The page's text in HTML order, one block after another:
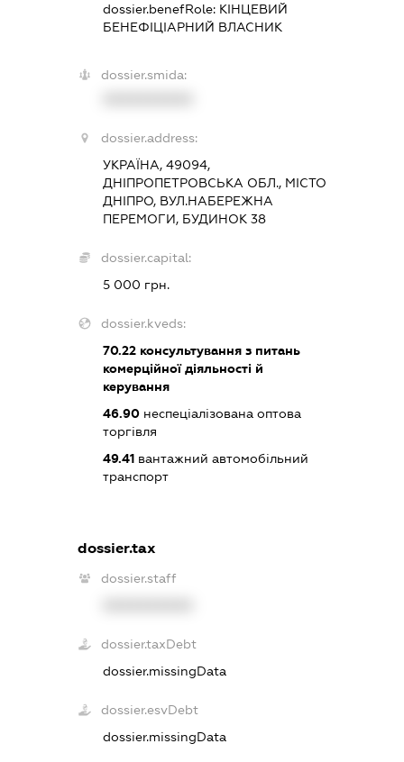
dossier.benefRole: КІНЦЕВИЙ
БЕНЕФІЦІАРНИЙ ВЛАСНИК
dossier.smida:
dossier.address:
УКРАЇНА, 49094,
ДНІПРОПЕТРОВСЬКА ОБЛ., МІСТО
ДНІПРО, ВУЛ.НАБЕРЕЖНА
ПЕРЕМОГИ, БУДИНОК 38
dossier.capital:
5 000 грн.
dossier.kveds:
70.22консультування з питань
комерційної діяльності й
керування
46.90неспеціалізована оптова
торгівля
49.41вантажний автомобільний
транспорт
dossier.tax
dossier.staff
dossier.taxDebt
dossier.missingData
dossier.esvDebt
dossier.missingData